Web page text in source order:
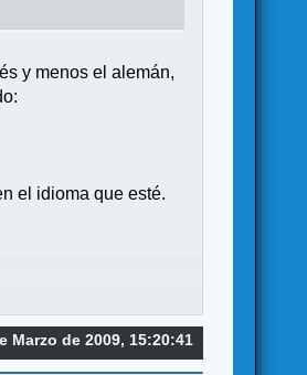
y menos el alemán,
el idioma que esté.
Marzo de 2009, 15:20:41